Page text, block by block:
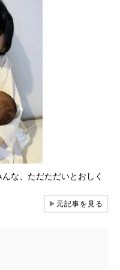
な、ただただいとおしく
▶元記事を見る